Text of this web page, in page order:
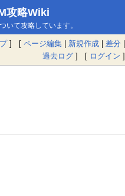
攻略Wiki
いて攻略しています。
] [ ページ編集 | 新規作成 | 差分 |
過去ログ ] [ ログイン ]